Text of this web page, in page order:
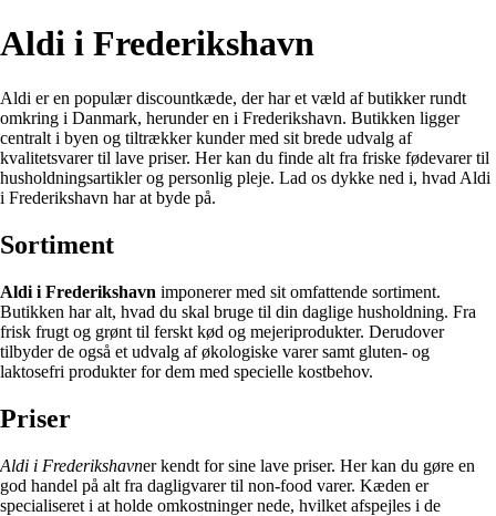
Aldi i Frederikshavn
Aldi er en populær discountkæde, der har et væld af butikker rundt
omkring i Danmark, herunder en i Frederikshavn. Butikken ligger
centralt i byen og tiltrækker kunder med sit brede udvalg af
kvalitetsvarer til lave priser. Her kan du finde alt fra friske fødevarer til
husholdningsartikler og personlig pleje. Lad os dykke ned i, hvad Aldi
i Frederikshavn har at byde på.
Sortiment
Aldi i Frederikshavn imponerer med sit omfattende sortiment.
Butikken har alt, hvad du skal bruge til din daglige husholdning. Fra
frisk frugt og grønt til ferskt kød og mejeriprodukter. Derudover
tilbyder de også et udvalg af økologiske varer samt gluten- og
laktosefri produkter for dem med specielle kostbehov.
Priser
Aldi i Frederikshavner kendt for sine lave priser. Her kan du gøre en
god handel på alt fra dagligvarer til non-food varer. Kæden er
specialiseret i at holde omkostninger nede, hvilket afspejles i de